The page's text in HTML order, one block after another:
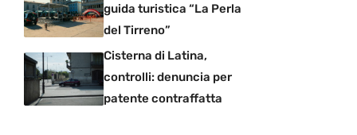
guida turistica “La Perla
del Tirreno”
Cisterna di Latina,
controlli: denuncia per
patente contraffatta